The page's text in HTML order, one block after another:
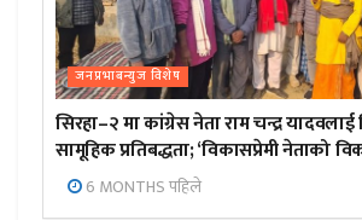
जनप्रभाबन्युज विशेष
सिरहा–२ मा कांग्रेस नेता राम चन्द्र
सामूहिक प्रतिबद्धता; ‘विकासप्रेमी नेताको
6 MONTHS पहिले